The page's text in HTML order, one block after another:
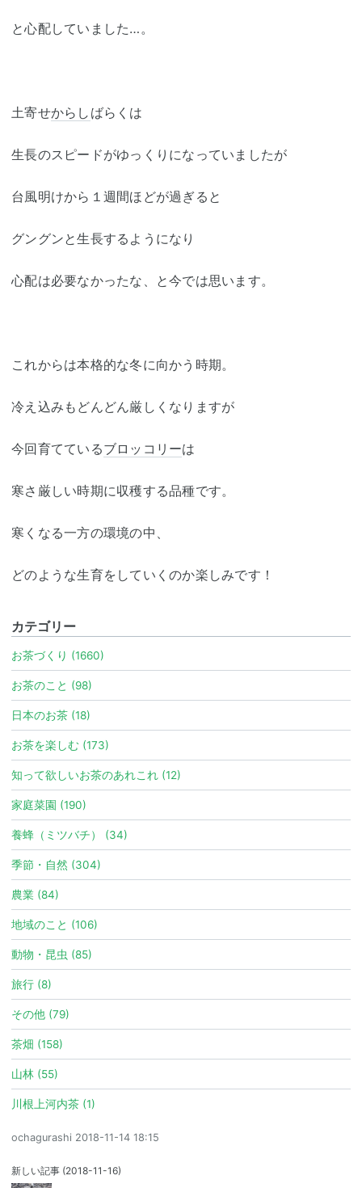
と心配していました…。
土寄せからし ばらくは
生長のスピードがゆっくりになっていましたが
台風明けから１週間ほどが過ぎると
グングンと生長するようになり
心配は必要なかったな、と今では思います。
これからは本格的な冬に向かう時期。
冷え込みもどんどん厳しくなりますが
今回育てているブロッコリーは
寒さ厳しい時期に収穫する品種です。
寒くなる一方の環境の中、
どのような生育をしていくのか楽しみです！
カテゴリー
お茶づくり (1660)
お茶のこと (98)
日本のお茶 (18)
お茶を楽しむ (173)
知って欲しいお茶のあれこれ (12)
家庭菜園 (190)
養蜂（ミツバチ） (34)
季節・自然 (304)
農業 (84)
地域のこと (106)
動物・昆虫 (85)
旅行 (8)
その他 (79)
茶畑 (158)
山林 (55)
川根上河内茶 (1)
ochagurashi 2018-11-14 18:15
新しい記事 (2018-11-16)